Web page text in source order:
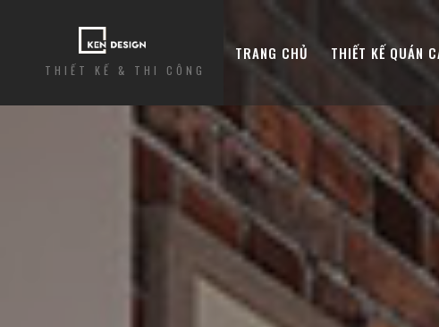
THIẾT KẾ & THI CÔNG
TRANG CHỦ THIẾT KẾ QUÁN